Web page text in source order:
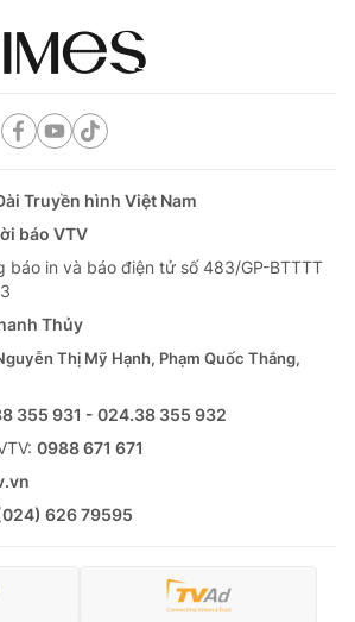
Truyền hình Việt Nam
báo VTV
báo in và báo điện tử số 483/GP-BTTTT
Thủy
Thị Mỹ Hạnh, Phạm Quốc Thắng,
355 931 - 024.38 355 932
0988 671 671
626 79595